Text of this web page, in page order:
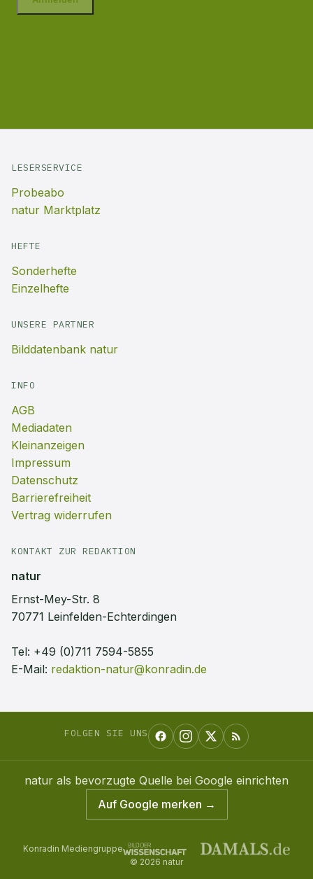
LESERSERVICE
Probeabo
natur Marktplatz
HEFTE
Sonderhefte
Einzelhefte
UNSERE PARTNER
Bilddatenbank natur
INFO
AGB
Mediadaten
Kleinanzeigen
Impressum
Datenschutz
Barrierefreiheit
Vertrag widerrufen
KONTAKT ZUR REDAKTION
natur
Ernst-Mey-Str. 8
70771 Leinfelden-Echterdingen
Tel: +49 (0)711 7594-5855
E-Mail: redaktion-natur@konradin.de
FOLGEN SIE UNS
natur als bevorzugte Quelle bei Google einrichten
Auf Google merken →
Konradin Mediengruppe
© 2026 natur